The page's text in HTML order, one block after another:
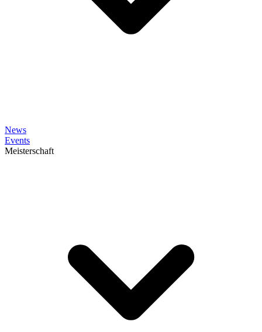
News
Events
Meisterschaft